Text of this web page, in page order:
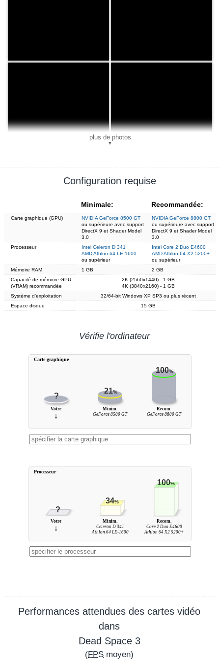
plus de photos
▼
Configuration requise
Minimale: Recommandée:
Carte graphique (GPU)
NVIDIA GeForce 8500 GT
ou supérieure avec support
DirectX 9 et Shader Model
3.0
NVIDIA GeForce 8800 GT
ou supérieure avec support
DirectX 9 et Shader Model
3.0
Processeur
Intel Celeron D 341
AMD Athlon 64 LE-1600
ou supérieur
Intel Core 2 Duo E4600
AMD Athlon 64 X2 5200+
ou supérieur
Mémoire RAM
1 GB
2 GB
Capacité de mémoire GPU
(VRAM) recommandée
2K (2560x1440) - 1 GB
4K (3840x2160) - 1 GB
Système d'exploitation
32/64-bit Windows XP SP3 ou plus récent
Espace disque
15 GB
Vérifie l'ordinateur
?
21%
100%
Votre
↓
Minim.
GeForce 8500 GT
Recom.
GeForce 8800 GT
Carte graphique
?
34%
100%
Votre
↓
Minim.
Celeron D 341
Athlon 64 LE-1600
Recom.
Core 2 Duo E4600
Athlon 64 X2 5200+
Processeur
Performances attendues des cartes vidéo
dans
Dead Space 3
(FPS moyen)